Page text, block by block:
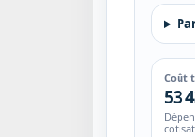
Coût
53